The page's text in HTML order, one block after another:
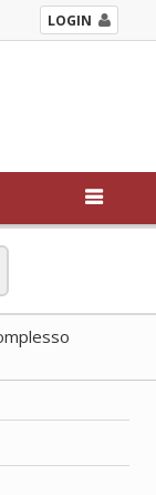
LOGIN